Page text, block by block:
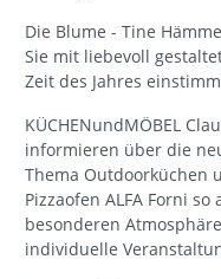
Die Blume - Tine
Sie mit liebevoll
Zeit des Jahres
KÜCHENundMÖBEL
informieren über die
Thema Outdoorküchen
Pizzaofen ALFA Forni
besonderen
individuelle